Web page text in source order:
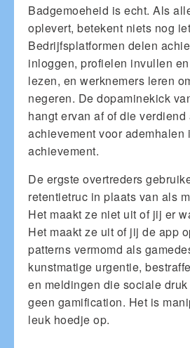
Badgemoeheid is echt. Als
oplevert, betekent niets nog
Bedrijfsplatformen delen
inloggen, profielen invullen
lezen, en werknemers leren
negeren. De dopaminekick
hangt ervan af of die
achievement voor ademhalen
achievement.
De ergste overtreders
retentietruc in plaats van als
Het maakt ze niet uit of jij er
Het maakt ze uit of jij de app
patterns vermomd als
kunstmatige urgentie,
en meldingen die sociale
geen gamification. Het is
leuk hoedje op.